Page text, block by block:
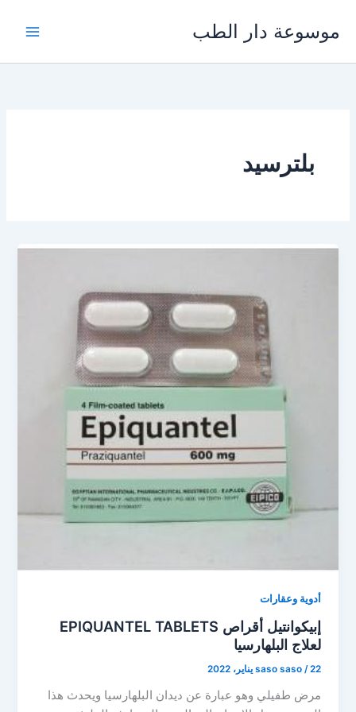
المحتوى
موسوعة دار الطب
بلترسيد
أدوية وعقارات
إبيكوانتيل أقراص EPIQUANTEL TABLETS
لعلاج البلهارسيا
saso saso /22 يناير، 2022
مرض طفيلي وهو عبارة عن ديدان البلهارسيا ويحدث هذا